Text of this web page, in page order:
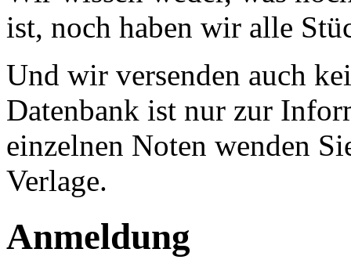
ist, noch haben wir alle
Und wir versenden auch
Datenbank ist nur zur
einzelnen Noten wenden
Verlage.
Anmeldung